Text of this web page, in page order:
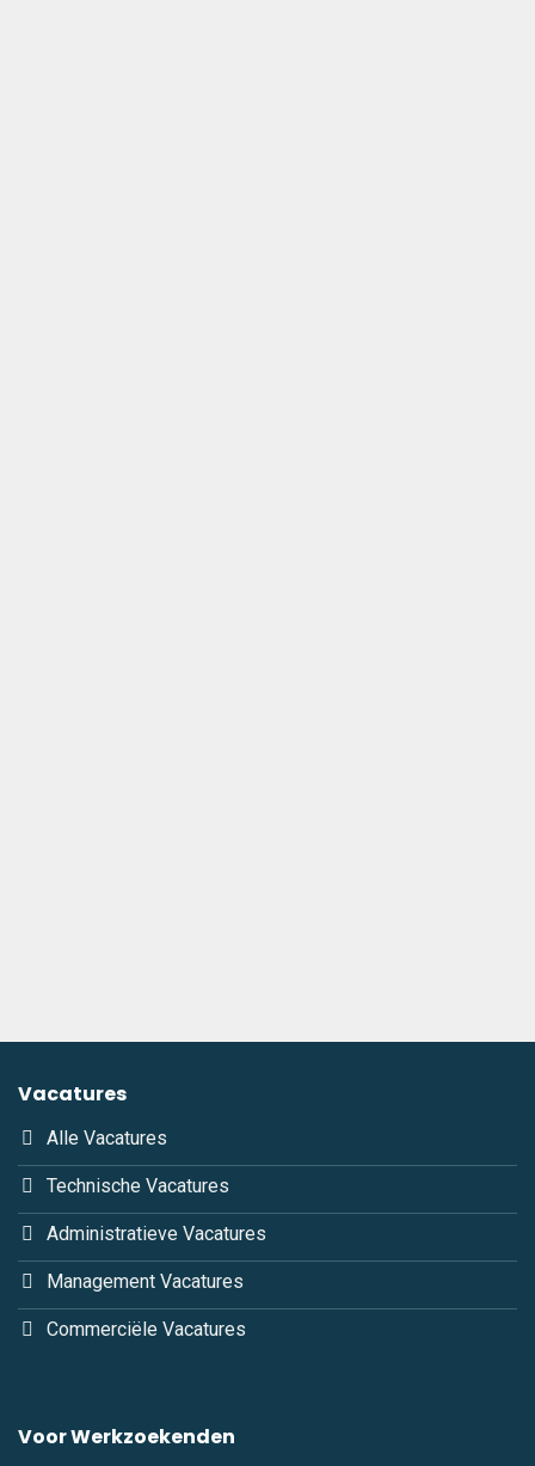
Vacatures
Alle Vacatures
Technische Vacatures
Administratieve Vacatures
Management Vacatures
Commerciële Vacatures
Voor Werkzoekenden